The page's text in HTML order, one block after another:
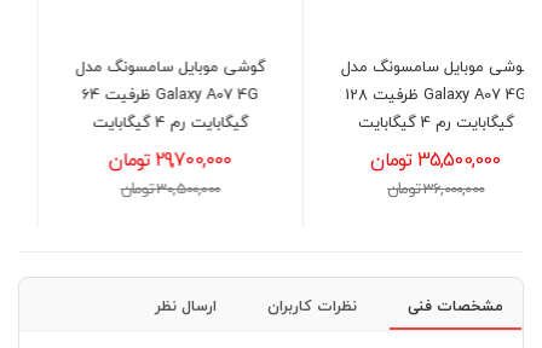
گوشی موبايل سامسونگ مدل
گیگابایت رم 4 گیگابایت
29,700,000 تومان
30,500,000 تومان
گوشی موبایل سامسونگ
گیگابایت رم 8 گیگابایت
63,800,000 تومان
64,500,000 تومان
مشخصات فنی نظرات کاربران ارسال نظر